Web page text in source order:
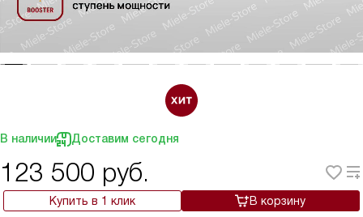
В наличии Доставим сегодня
123 500 руб.
Купить в 1 клик
В корзину